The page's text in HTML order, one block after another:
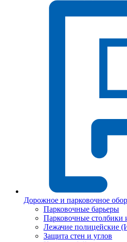
Дорожное и парковочное
Парковочные барьеры
Парковочные столбики
Лежачие полицейские
Защита стен и углов